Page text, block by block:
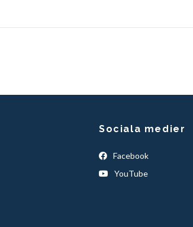
Sociala medier
Facebook
YouTube